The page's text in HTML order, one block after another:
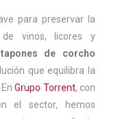
para preservar la
de vinos, licores y
tapones de corcho
que equilibra la
Grupo Torrent, con
el sector, hemos